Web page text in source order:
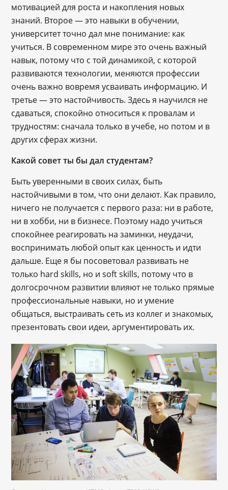
мотивацией для роста и накопления новых
знаний. Второе — это навыки в обучении,
университет точно дал мне понимание: как
учиться. В современном мире это очень важный
навык, потому что с той динамикой, с которой
развиваются технологии, меняются профессии
очень важно вовремя усваивать информацию. И
третье — это настойчивость. Здесь я научился не
сдаваться, спокойно относиться к провалам и
трудностям: сначала только в учебе, но потом и в
других сферах жизни.
Какой совет ты бы дал студентам?
Быть уверенными в своих силах, быть
настойчивыми в том, что они делают. Как правило,
ничего не получается с первого раза: ни в работе,
ни в хобби, ни в бизнесе. Поэтому надо учиться
спокойнее реагировать на заминки, неудачи,
воспринимать любой опыт как ценность и идти
дальше. Еще я бы посоветовал развивать не
только hard skills, но и soft skills, потому что в
долгосрочном развитии влияют не только прямые
профессиональные навыки, но и умение
общаться, выстраивать сеть из коллег и знакомых,
презентовать свои идеи, аргументировать их.